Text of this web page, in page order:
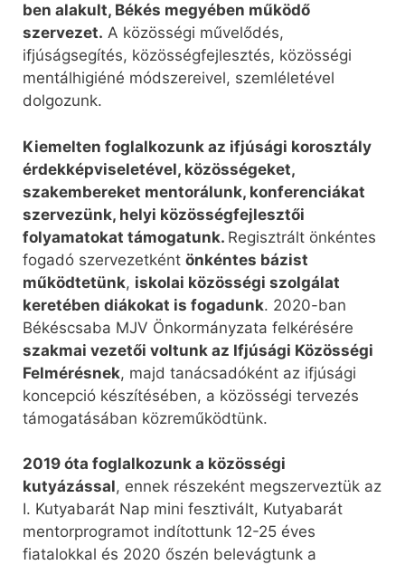
ben alakult, Békés megyében működő
szervezet. A közösségi művelődés,
ifjúságsegítés, közösségfejlesztés, közösségi
mentálhigiéné módszereivel, szemléletével
dolgozunk.
Kiemelten foglalkozunk az ifjúsági korosztály
érdekképviseletével, közösségeket,
szakembereket mentorálunk, konferenciákat
szervezünk, helyi közösségfejlesztői
folyamatokat támogatunk. Regisztrált önkéntes
fogadó szervezetként önkéntes bázist
működtetünk, iskolai közösségi szolgálat
keretében diákokat is fogadunk. 2020-ban
Békéscsaba MJV Önkormányzata felkérésére
szakmai vezetői voltunk az Ifjúsági Közösségi
Felmérésnek, majd tanácsadóként az ifjúsági
koncepció készítésében, a közösségi tervezés
támogatásában közreműködtünk.
2019 óta foglalkozunk a közösségi
kutyázással, ennek részeként megszerveztük az
I. Kutyabarát Nap mini fesztivált, Kutyabarát
mentorprogramot indítottunk 12-25 éves
fiatalokkal és 2020 őszén belevágtunk a